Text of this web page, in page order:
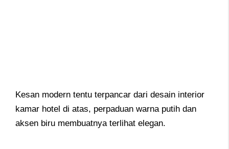
Kesan modern tentu terpancar dari desain interior
kamar hotel di atas, perpaduan warna putih dan
aksen biru membuatnya terlihat elegan.